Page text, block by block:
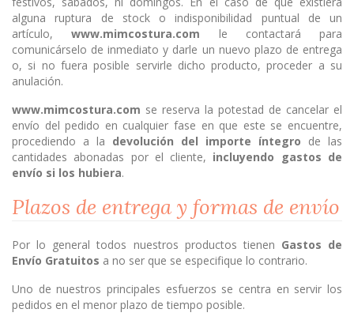
alguna ruptura de stock o indisponibilidad puntual de un
artículo,www.mimcostura.com le contactará para
comunicárselo de inmediato y darle un nuevo plazo de entrega
o, si no fuera posible servirle dicho producto, proceder a su
anulación.
www.mimcostura.com se reserva la potestad de cancelar el
envío del pedido en cualquier fase en que este se encuentre,
procediendo a la devolución del importe íntegro de las
cantidades abonadas por el cliente, incluyendo gastos de
envío si los hubiera.
Plazos de entrega y formas de envío
Por lo general todos nuestros productos tienen Gastos de
Envío Gratuitos a no ser que se especifique lo contrario.
Uno de nuestros principales esfuerzos se centra en servir los
pedidos en el menor plazo de tiempo posible.